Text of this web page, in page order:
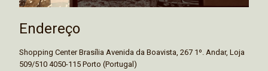
Endereço
Shopping Center Brasília Avenida da Boavista, 267 1º. Andar, Loja
509/510 4050-115 Porto (Portugal)